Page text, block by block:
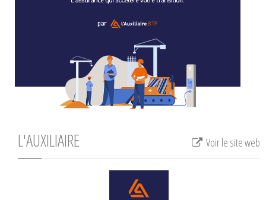
L'AUXILIAIRE Voir le site web